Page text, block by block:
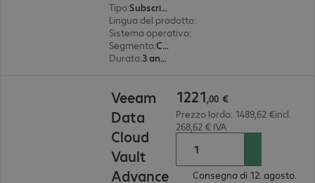
Tipo:
Subscription
Lingua del prodotto:
Sistema operativo:
Segmento:
Corporate
Durata: 3 anno(i)
Veeam
Data
Cloud
Vault
Advance
1221,00 €
Prezzo lordo: 1489,62 €incl.
268,62 € IVA
Consegna di 12. agosto.